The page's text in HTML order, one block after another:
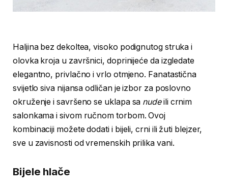
Haljina bez dekoltea, visoko podignutog struka i
olovka kroja u završnici, doprinijeće da izgledate
elegantno, privlačno i vrlo otmjeno. Fanatastična
svijetlo siva nijansa odličan je izbor za poslovno
okruženje i savršeno se uklapa sa nudeili crnim
salonkama i sivom ručnom torbom. Ovoj
kombinaciji možete dodati i bijeli, crni ili žuti blejzer,
sve u zavisnosti od vremenskih prilika vani.
Bijele hlače